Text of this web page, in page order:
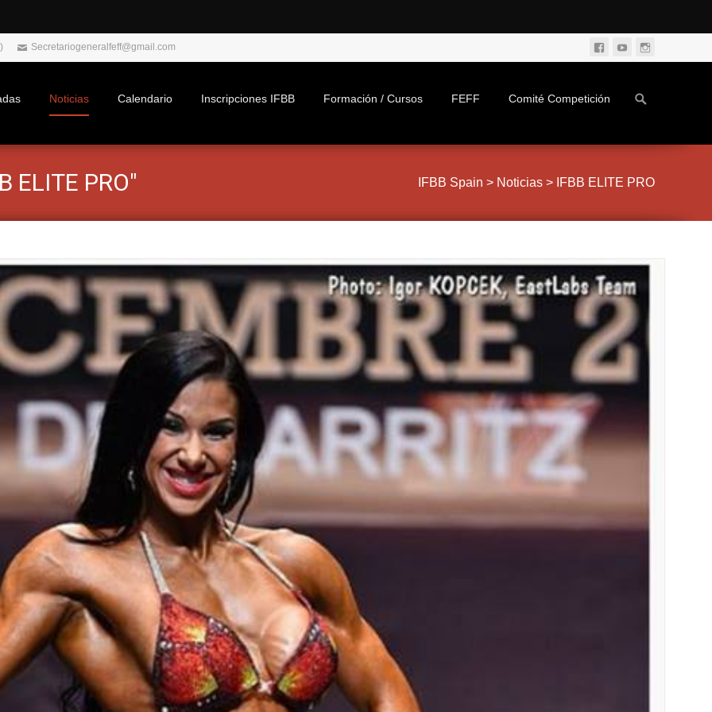
Secretariogeneralfeff@gmail.com
Noticias Calendario Inscripciones IFBB Formación / Cursos FEFF Comité Competición
Search
ELITE PRO" IFBB Spain > Noticias > IFBB ELITE PRO
ifbbspain.com/home/html/wp-content/plugins/logo-carousel-slider/includes/lcs-img-resizer.phpon line
ifbbspain.com/home/html/wp-content/plugins/logo-carousel-slider/includes/lcs-img-resizer.phpon line